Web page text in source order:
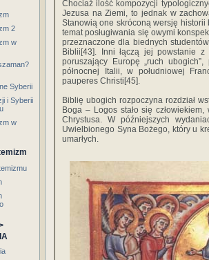
2
w
Syberii
i Syberii
w
Chociaż ilość kompozycji
Jezusa na Ziemi, to jednak w
Stanowią one skróconą wersję
temat posługiwania się owymi
przeznaczone dla biednych
Biblii[43]. Inni łączą jej powstanie
poruszający Europę „ruch
północnej Italii, w południowej
pauperes Christi[45].
Biblię ubogich rozpoczyna rozdział
Boga – Logos stało się
Chrystusa. W późniejszych
Uwielbionego Syna Bożego, który u
umarłych.